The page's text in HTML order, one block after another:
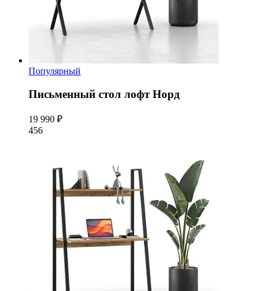
Популярный
Письменный стол лофт Норд
19 990 ₽
456